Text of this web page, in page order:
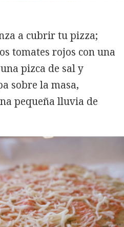
a cubrir tu pizza;
tomates rojos con una
pizca de sal y
sobre la masa,
pequeña lluvia de